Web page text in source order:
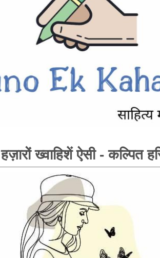
हज़ारों ख्वाहिशें ऐसी - कल्पित